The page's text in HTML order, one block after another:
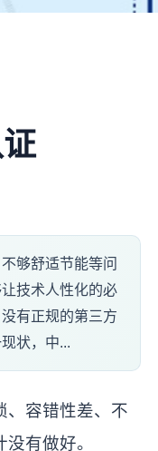
够舒适节能等问
技术人性化的必
有正规的第三方
状，中...
容错性差、不
有做好。